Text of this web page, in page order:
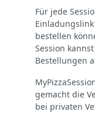
Für jede
bestellen
Session
Bestellungen
gemacht die
bei privaten